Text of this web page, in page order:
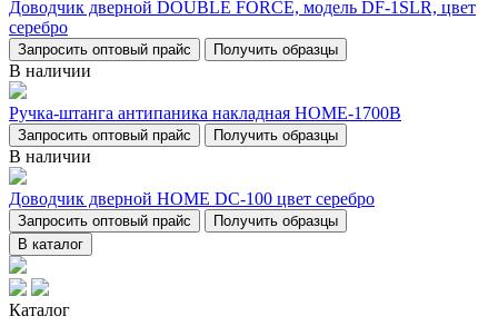
Доводчик дверной DOUBLE FORCE, модель DF-1SLR, цвет
серебро
Запросить оптовый прайс Получить образцы
В наличии
Ручка-штанга антипаника накладная НОМЕ-1700В
Запросить оптовый прайс Получить образцы
В наличии
Доводчик дверной НОМЕ DC-100 цвет серебро
Запросить оптовый прайс
Получить образцы
В каталог
Каталог